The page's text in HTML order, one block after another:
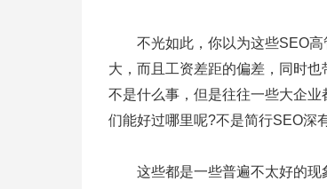
不光如此，你以为这些SEO高
大，而且工资差距的偏差，同时
不是什么事，但是往往一些大企
们能好过哪里呢?不是简行SEO深
这些都是一些普遍不太好的现